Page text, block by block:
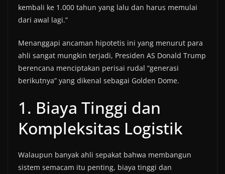
kembali ke 1.000 tahun yang lalu dan harus memulai
dari awal lagi.”
Menanggapi ancaman hipotetis ini yang menurut para
ahli sangat mungkin terjadi, Presiden AS Donald Trump
berencana menciptakan perisai rudal “generasi
berikutnya” yang dikenal sebagai Golden Dome.
1. Biaya Tinggi dan
Kompleksitas Logistik
Walaupun banyak ahli sepakat bahwa membangun
sistem semacam itu penting, biaya tinggi dan